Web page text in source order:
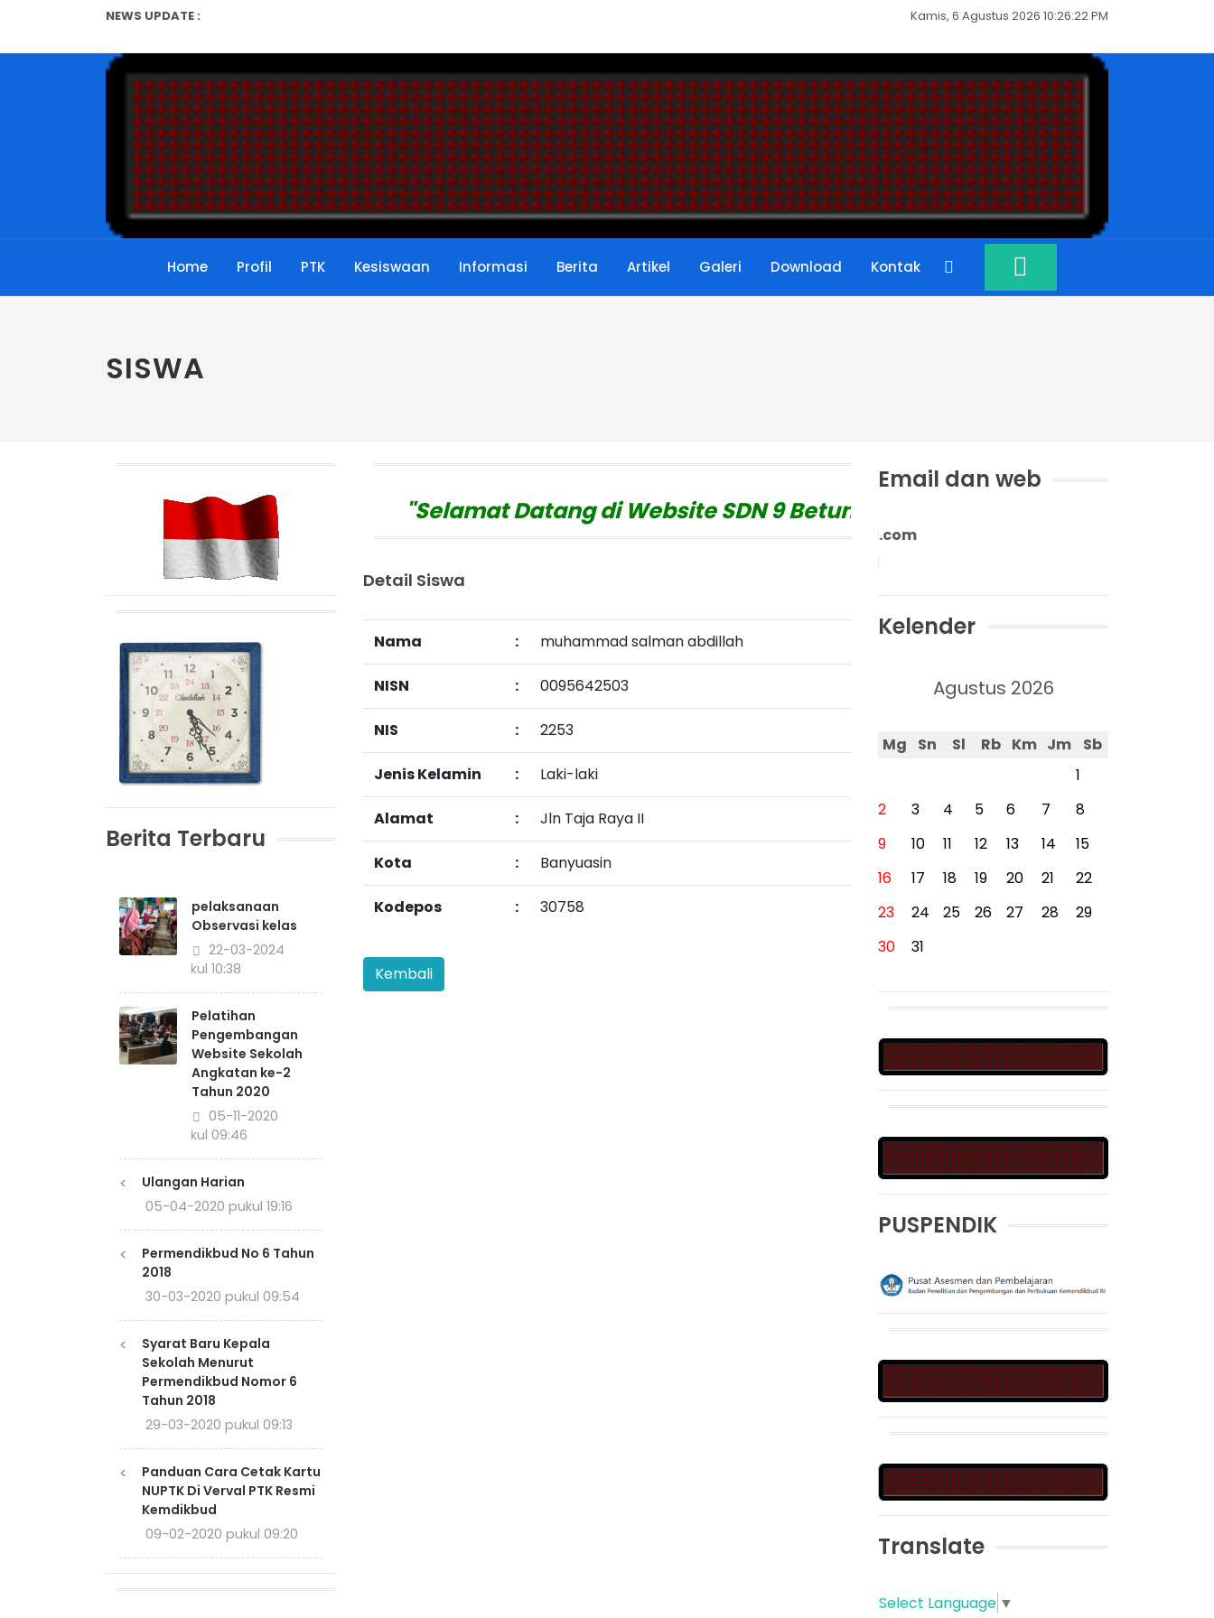
NEWS UPDATE :
Permendikbud No 6 Tahun 2018...
Syarat Baru Kepala Sekolah Menurut Permendikbud Nomor 6 Tahu...
Panduan Cara Cetak Kartu NUPTK Di Verval PTK Resmi Kemdikbud...
Jangan menjadi Guru Dadakan, Inilah 10 Dasar Kemampuan Guru ...
Juknis Terbaru Penerbitan NUPTK Revisi 2019-2020...
Syarat Terbaru Kenaikan Pangkat Guru PNS Tahun 2020/2021...
Surat Edaran Direktorat Jenderal PAUD, Dikdas dan Dikmen Nom...
Kamis, 6 Agustus 2026 10:26:23 PM
Home Profil PTK Kesiswaan Informasi Berita Artikel Galeri Download Kontak
SISWA
Berita Terbaru
pelaksanaan
Observasi kelas
22-03-2024
pukul 10:38
Pelatihan
Pengembangan
Website Sekolah
Angkatan ke-2
Tahun 2020
05-11-2020
pukul 09:46
<
Ulangan Harian
05-04-2020 pukul 19:16
<
Permendikbud No 6 Tahun
2018
30-03-2020 pukul 09:54
<
Syarat Baru Kepala
Sekolah Menurut
Permendikbud Nomor 6
Tahun 2018
29-03-2020 pukul 09:13
<
Panduan Cara Cetak Kartu
NUPTK Di Verval PTK Resmi
Kemdikbud
09-02-2020 pukul 09:20
"Selamat Datang di Website SDN 9 Betung"
Detail Siswa
Nama : muhammad salman abdillah
NISN : 0095642503
NIS : 2253
Jenis Kelamin : Laki-laki
Alamat : Jln Taja Raya II
Kota : Banyuasin
Kodepos : 30758
Email dan web
website : https://sdn9btg.sch.id
Kelender
Agustus 2026
Mg Sn Sl Rb Km Jm
Sb
1
2
3 4 5 6 7
8
9
10 11 12 13 14
15
16
17 18 19 20 21
22
23
24 25 26 27 28
29
30
31
PUSPENDIK
Translate
Select Language ▼